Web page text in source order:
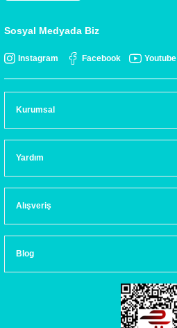
Sosyal Medyada Biz
Instagram Facebook Youtube
Kurumsal
Yardım
Alışveriş
Blog